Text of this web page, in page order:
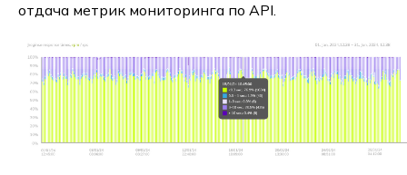
отдача метрик мониторинга по API.